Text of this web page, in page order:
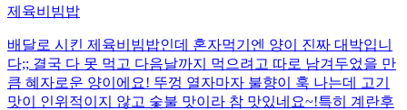
제육비빔밥
배달로 시킨 제육비빔밥인데 혼자먹기엔 양이 진짜 대박입니
다;; 결국 다 못 먹고 다음날까지 먹으려고 따로 남겨두었을 만
큼 혜자로운 양이에요! 뚜껑 열자마자 불향이 훅 나는데 고기
맛이 인위적이지 않고 숯불 맛이라 참 맛있네요~!특히 계란후